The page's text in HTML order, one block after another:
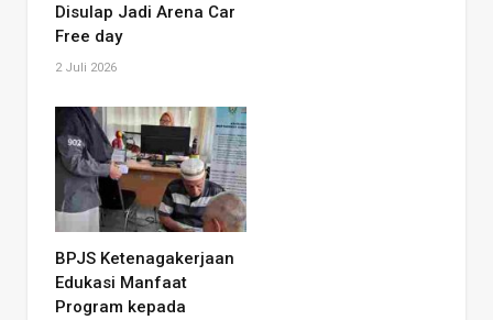
Disulap Jadi Arena Car
Free day
2 Juli 2026
BPJS Ketenagakerjaan
Edukasi Manfaat
Program kepada